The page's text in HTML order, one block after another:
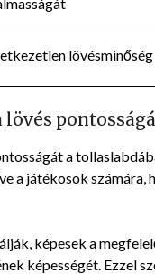
lövésminőség
lövés
a
a játékosok számára,
képesek a
képességét. Ezzel